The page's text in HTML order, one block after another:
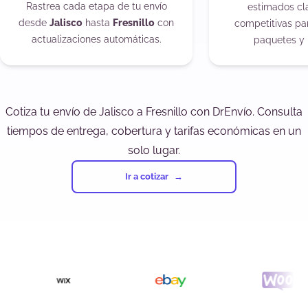
Rastrea cada etapa de tu envío
desde Jalisco hasta Fresnillo con
actualizaciones automáticas.
estimados
competitivas
paquetes y
Cotiza tu envío de Jalisco a Fresnillo con DrEnvío. Consulta
tiempos de entrega, cobertura y tarifas económicas en un
solo lugar.
Ir a cotizar